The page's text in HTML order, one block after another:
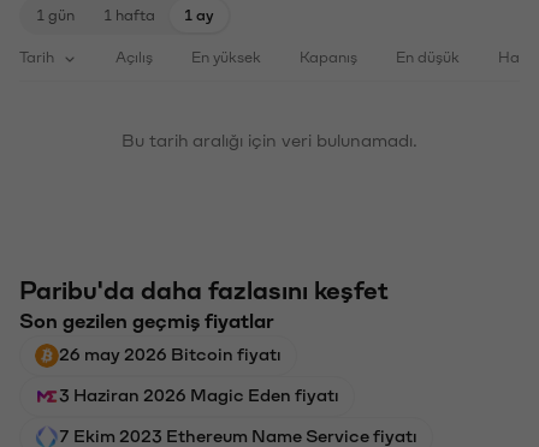
1 gün 1 hafta 1 ay
Tarih Açılış En yüksek Kapanış En düşük
Bu tarih aralığı için veri bulunamadı.
Paribu'da daha fazlasını keşfet
Son gezilen geçmiş fiyatlar
26 may 2026 Bitcoin fiyatı
3 Haziran 2026 Magic Eden fiyatı
7 Ekim 2023 Ethereum Name Service fiyatı